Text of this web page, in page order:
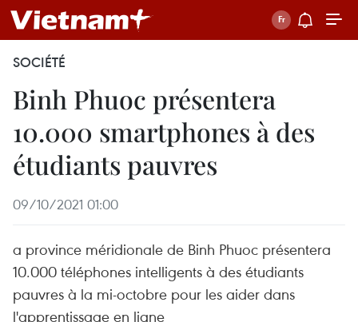
SOCIÉTÉ
Binh Phuoc présentera
10.000 smartphones à des
étudiants pauvres
09/10/2021 01:00
a province méridionale de Binh Phuoc présentera
10.000 téléphones intelligents à des étudiants
pauvres à la mi-octobre pour les aider dans
l'apprentissage en ligne